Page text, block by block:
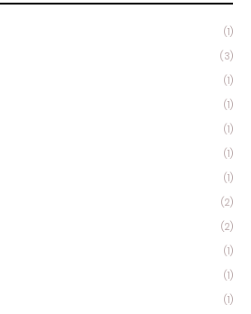
(1)
(3)
(1)
(1)
(1)
(1)
(1)
(2)
(2)
(1)
(1)
(1)